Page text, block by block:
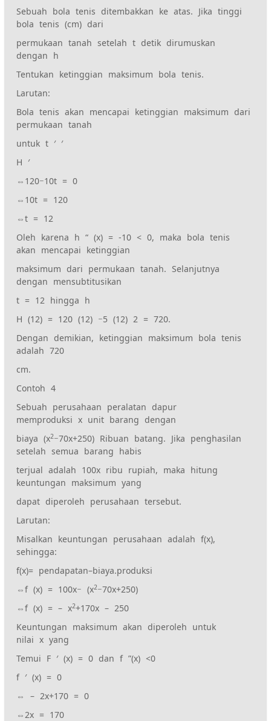
Sebuah bola tenis ditembakkan ke atas. Jika tinggi
bola tenis (cm) dari
permukaan tanah setelah t detik dirumuskan
dengan h
Tentukan ketinggian maksimum bola tenis.
Larutan:
Bola tenis akan mencapai ketinggian maksimum dari
permukaan tanah
untuk t ′ ′
H ′
⇔120−10t = 0
⇔10t = 120
⇔t = 12
Oleh karena h “ (x) = -10 < 0, maka bola tenis
akan mencapai ketinggian
maksimum dari permukaan tanah. Selanjutnya
dengan mensubtitusikan
t = 12 hingga h
H (12) = 120 (12) −5 (12) 2 = 720.
Dengan demikian, ketinggian maksimum bola tenis
adalah 720
cm.
Contoh 4
Sebuah perusahaan peralatan dapur
memproduksi x unit barang dengan
biaya (x2−70x+250) Ribuan batang. Jika penghasilan
setelah semua barang habis
terjual adalah 100x ribu rupiah, maka hitung
keuntungan maksimum yang
dapat diperoleh perusahaan tersebut.
Larutan:
Misalkan keuntungan perusahaan adalah f(x),
sehingga:
f(x)= pendapatan–biaya.produksi
⇔f (x) = 100x− (x2−70x+250)
⇔f (x) = – x2+170x – 250
Keuntungan maksimum akan diperoleh untuk
nilai x yang
Temui F ′ (x) = 0 dan f ”(x) <0
f ′ (x) = 0
⇔ – 2x+170 = 0
⇔2x = 170